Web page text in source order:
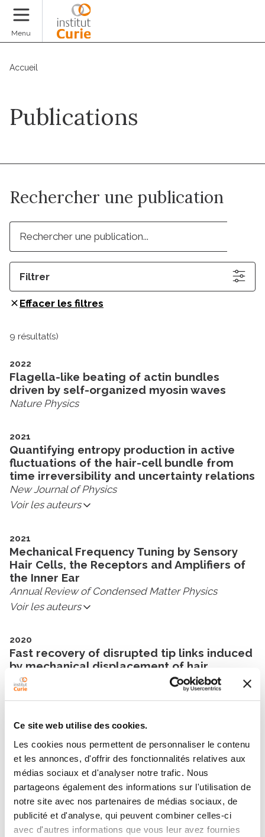
Ce site web utilise des cookies.
Les cookies nous permettent de personnaliser le contenu
et les annonces, d'offrir des fonctionnalités relatives aux
médias sociaux et d'analyser notre trafic. Nous
partageons également des informations sur l'utilisation de
notre site avec nos partenaires de médias sociaux, de
publicité et d'analyse, qui peuvent combiner celles-ci
avec d'autres informations que vous leur avez fournies
Menu
Accueil
Publications
Rechercher une publication
Filtrer
Effacer les filtres
9 résultat(s)
2022
Flagella-like beating of actin bundles
driven by self-organized myosin waves
Nature Physics
2021
Quantifying entropy production in active
fluctuations of the hair-cell bundle from
time irreversibility and uncertainty relations
New Journal of Physics
Voir les auteurs
2021
Mechanical Frequency Tuning by Sensory
Hair Cells, the Receptors and Amplifiers of
the Inner Ear
Annual Review of Condensed Matter Physics
Voir les auteurs
2020
Fast recovery of disrupted tip links induced
by mechanical displacement of hair
bundles
Proceedings of the National Academy of Sciences
2019
Active cargo positioning in antiparallel
transport networks
Proceedings of the National Academy of Sciences
Voir les auteurs
2019